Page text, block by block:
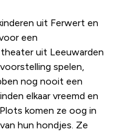
uit Ferwert en
een
uit Leeuwarden
spelen,
nog nooit een
elkaar vreemd en
komen ze oog in
hun hondjes. Ze